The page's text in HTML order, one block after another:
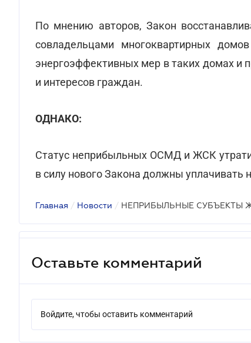
По мнению авторов, Закон
совладельцами многоквартирных
энергоэффективных мер в таких домах и
и интересов граждан.
ОДНАКО:
Статус неприбыльных ОСМД и ЖСК
в силу нового Закона должны уплачивать
Главная / Новости / НЕПРИБЫЛЬНЫЕ СУБЪЕКТЫ
Оставьте комментарий
Войдите, чтобы оставить комментарий